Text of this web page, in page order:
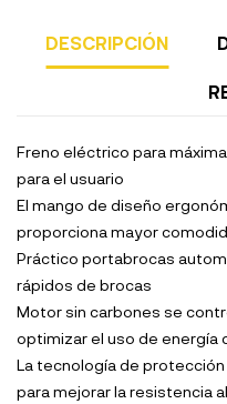
DESCRIPCIÓN
Freno eléctrico para
para el usuario
El mango de diseño
proporciona mayor
Práctico portabrocas
rápidos de brocas
Motor sin carbones se
optimizar el uso de energía
La tecnología de
para mejorar la resistencia